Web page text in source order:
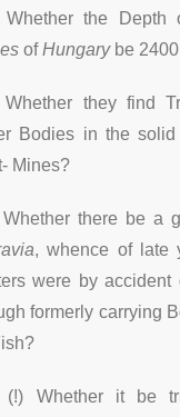
Whether the Depth
ofHungarybe
Whether they find
Bodies in the
Mines?
Whether there be a
, whence of late
were by accident
formerly carrying
(!) Whether it be